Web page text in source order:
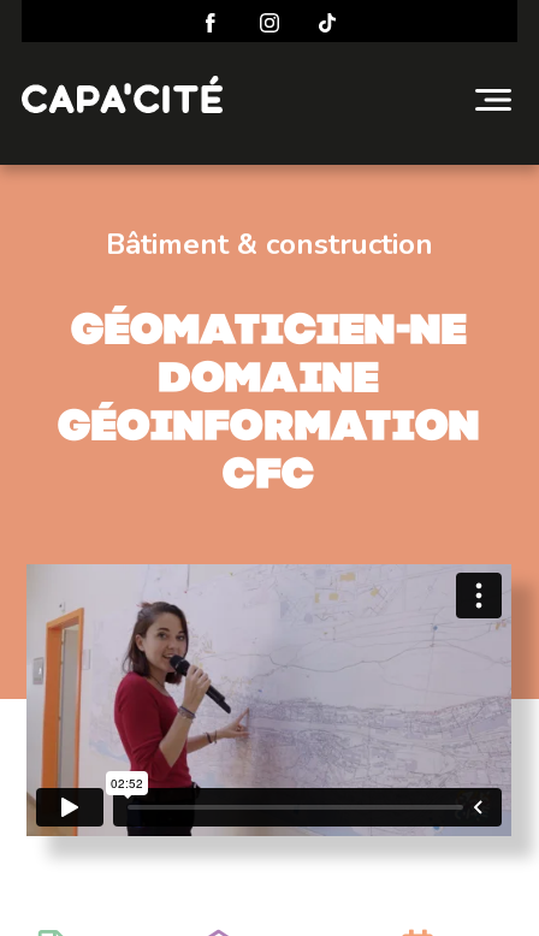
Bâtiment & construction
Géomaticien-ne
domaine
Géoinformation
CFC